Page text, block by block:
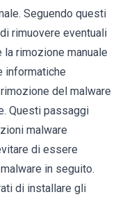
Seguendo questi
rimuovere eventuali
la rimozione manuale
informatiche
del malware
Questi passaggi
malware
di essere
in seguito.
di installare gli